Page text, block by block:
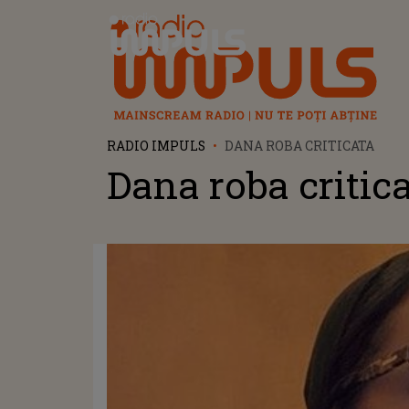
Radio Impuls
RADIO IMPULS DANA ROBA CRITICATA
Dana roba